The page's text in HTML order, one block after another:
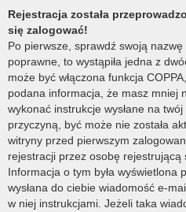
Rejestracja została
się zalogować!
Po pierwsze, sprawdź swoją
poprawne, to wystąpiła jedna z
może być włączona funkcja
podana informacja, że masz mniej
wykonać instrukcje wysłane na
przyczyną, być może nie została
witryny przed pierwszym
rejestracji przez osobę
Informacja o tym była wyświetlona
wysłana do ciebie wiadomość e-
w niej instrukcjami. Jeżeli taka